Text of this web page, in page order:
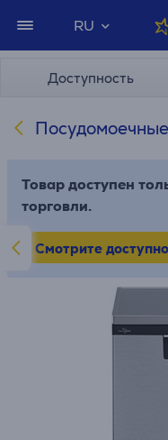
RU
Доступность
Товар доступен
торговли.
Смотрите